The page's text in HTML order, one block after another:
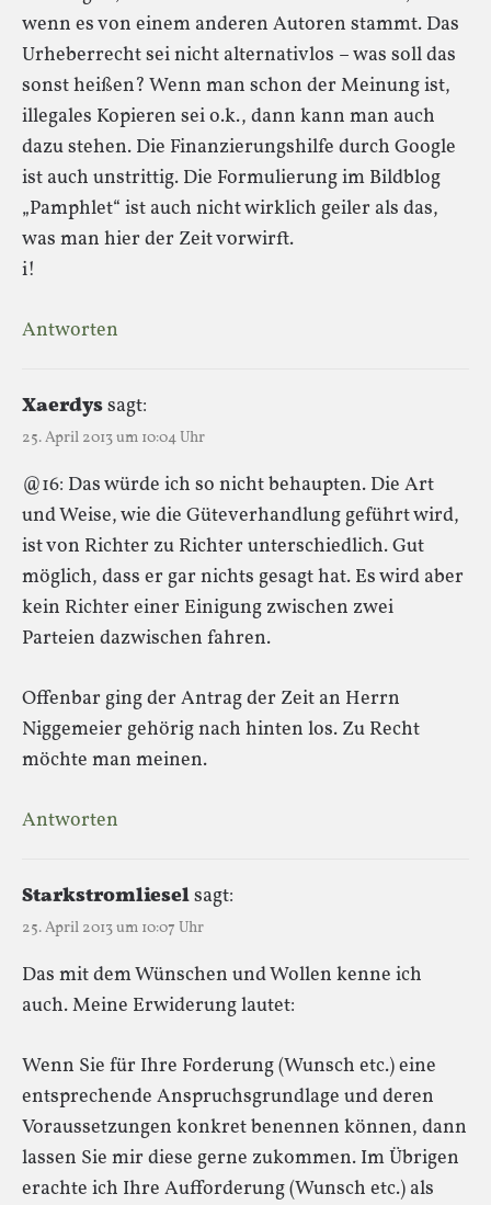
wenn es von einem anderen Autoren stammt. Das
Urheberrecht sei nicht alternativlos – was soll das
sonst heißen? Wenn man schon der Meinung ist,
illegales Kopieren sei o.k., dann kann man auch
dazu stehen. Die Finanzierungshilfe durch Google
ist auch unstrittig. Die Formulierung im Bildblog
„Pamphlet“ ist auch nicht wirklich geiler als das,
was man hier der Zeit vorwirft.
i!
Antworten
Xaerdyssagt:
25. April 2013 um 10:04 Uhr
@16: Das würde ich so nicht behaupten. Die Art
und Weise, wie die Güteverhandlung geführt wird,
ist von Richter zu Richter unterschiedlich. Gut
möglich, dass er gar nichts gesagt hat. Es wird aber
kein Richter einer Einigung zwischen zwei
Parteien dazwischen fahren.
Offenbar ging der Antrag der Zeit an Herrn
Niggemeier gehörig nach hinten los. Zu Recht
möchte man meinen.
Antworten
Starkstromlieselsagt:
25. April 2013 um 10:07 Uhr
Das mit dem Wünschen und Wollen kenne ich
auch. Meine Erwiderung lautet:
Wenn Sie für Ihre Forderung (Wunsch etc.) eine
entsprechende Anspruchsgrundlage und deren
Voraussetzungen konkret benennen können, dann
lassen Sie mir diese gerne zukommen. Im Übrigen
erachte ich Ihre Aufforderung (Wunsch etc.) als